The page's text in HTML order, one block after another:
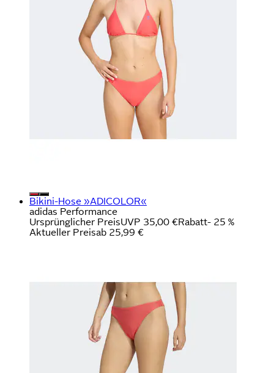
Bikini-Hose »ADICOLOR«
adidas Performance
Ursprünglicher PreisUVP 35,00 €Rabatt- 25 %
Aktueller Preisab 25,99 €